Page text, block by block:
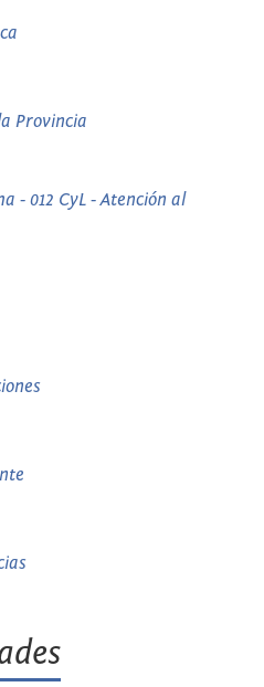
Provincia
- 012 CyL - Atención al